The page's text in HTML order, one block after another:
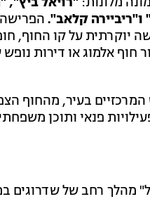
ו"ריביירה קלאב".
יוקרתית על קו החוף,
חוף אלמוג או דירות
בעיר, מהחוף
פנאי ותוכן